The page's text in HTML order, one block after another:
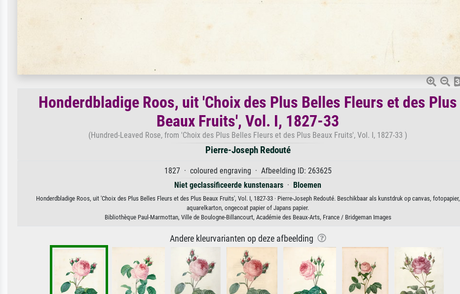
Honderdbladige Roos, uit 'Choix des Plus Belles Fleurs et des Plus
Beaux Fruits', Vol. I, 1827-33
(Hundred-Leaved Rose, from 'Choix des Plus Belles Fleurs et des Plus Beaux Fruits', Vol. I, 1827-33 )
Pierre-Joseph Redouté
1827 · coloured engraving · Afbeelding ID: 263625
Niet geclassificeerde kunstenaars · Bloemen
Honderdbladige Roos, uit 'Choix des Plus Belles Fleurs et des Plus Beaux Fruits', Vol. I, 1827-33 · Pierre-Joseph Redouté. Beschikbaar als kunstdruk op canvas, fotopapier,
aquarelkarton, ongecoat papier of Japans papier.
Bibliothèque Paul-Marmottan, Ville de Boulogne-Billancourt, Académie des Beaux-Arts, France / Bridgeman Images
Andere kleurvarianten op deze afbeelding